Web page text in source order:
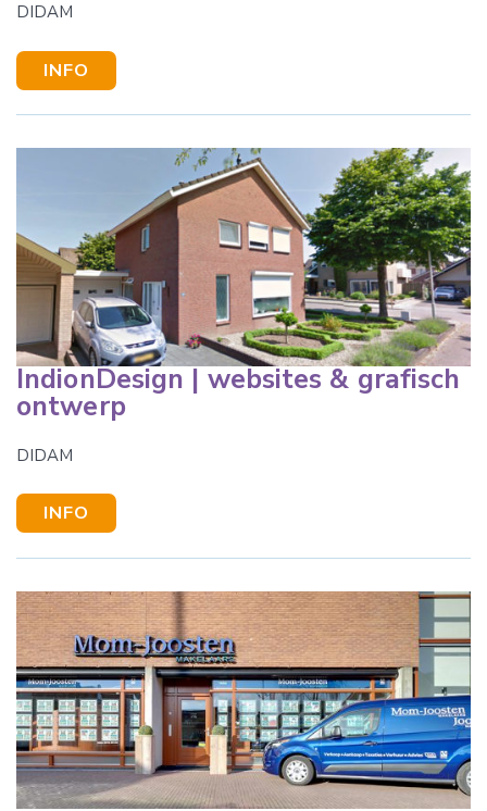
DIDAM
INFO
IndionDesign | websites & grafisch
ontwerp
DIDAM
INFO